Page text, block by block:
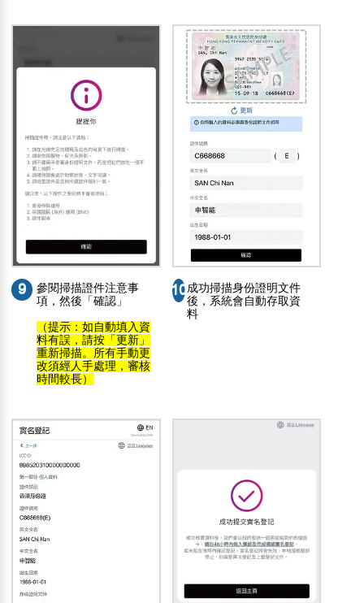
9
參閱掃描證件注意事
項，然後「確認」
（提示：如自動填入資
料有誤，請按「更新」
重新掃描。所有手動更
改須經人手處理，審核
時間較長）
10 成功掃描身份證明文件
後，系統會自動存取資
料